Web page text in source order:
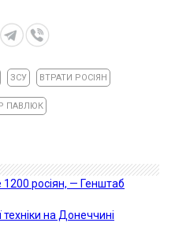
ЗСУ ВТРАТИ РОСІЯН
ПАВЛЮК
росіян, — Генштаб
на Донеччині